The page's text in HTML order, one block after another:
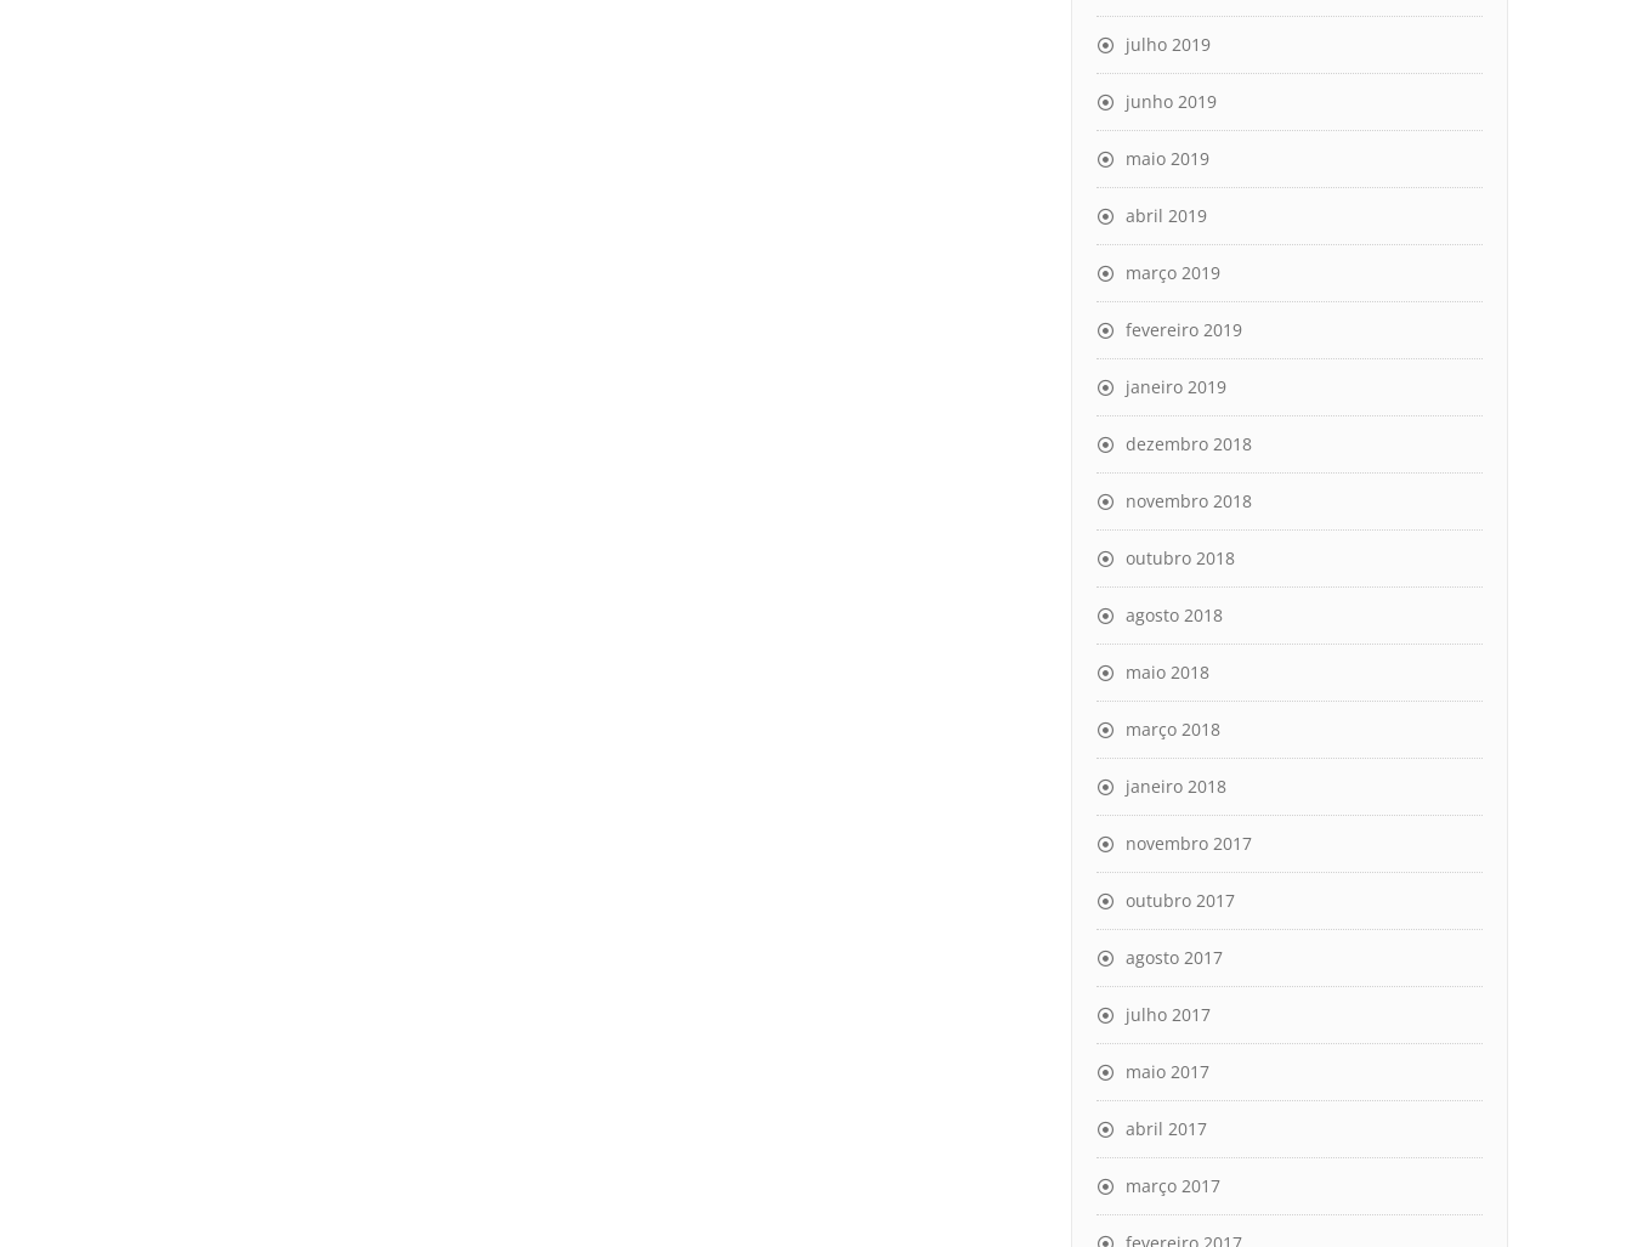
julho 2019
junho 2019
maio 2019
abril 2019
março 2019
fevereiro 2019
janeiro 2019
dezembro 2018
novembro 2018
outubro 2018
agosto 2018
maio 2018
março 2018
janeiro 2018
novembro 2017
outubro 2017
agosto 2017
julho 2017
maio 2017
abril 2017
março 2017